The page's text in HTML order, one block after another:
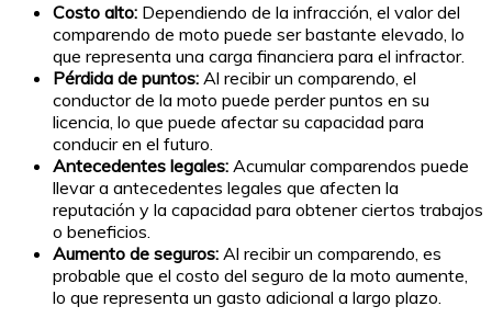
Costo alto: Dependiendo de la infracción, el valor del
comparendo de moto puede ser bastante elevado, lo
que representa una carga financiera para el infractor.
Pérdida de puntos: Al recibir un comparendo, el
conductor de la moto puede perder puntos en su
licencia, lo que puede afectar su capacidad para
conducir en el futuro.
Antecedentes legales: Acumular comparendos puede
llevar a antecedentes legales que afecten la
reputación y la capacidad para obtener ciertos trabajos
o beneficios.
Aumento de seguros: Al recibir un comparendo, es
probable que el costo del seguro de la moto aumente,
lo que representa un gasto adicional a largo plazo.